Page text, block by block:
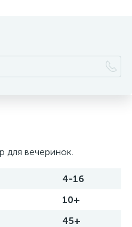
для вечеринок.
4-16
10+
45+